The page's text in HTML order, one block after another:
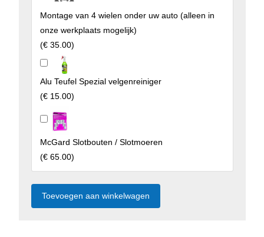
Montage van 4 wielen onder uw auto (alleen in
onze werkplaats mogelijk)
(€ 35.00)
Alu Teufel Spezial velgenreiniger
(€ 15.00)
McGard Slotbouten / Slotmoeren
(€ 65.00)